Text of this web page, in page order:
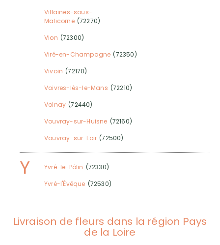
Villaines-sous-
Malicorne (72270)
Vion (72300)
Viré-en-Champagne (72350)
Vivoin (72170)
Voivres-lès-le-Mans (72210)
Volnay (72440)
Vouvray-sur-Huisne (72160)
Vouvray-sur-Loir (72500)
Y Yvré-le-Pôlin (72330)
Yvré-l'Évêque (72530)
Livraison de fleurs dans la région Pays
de la Loire